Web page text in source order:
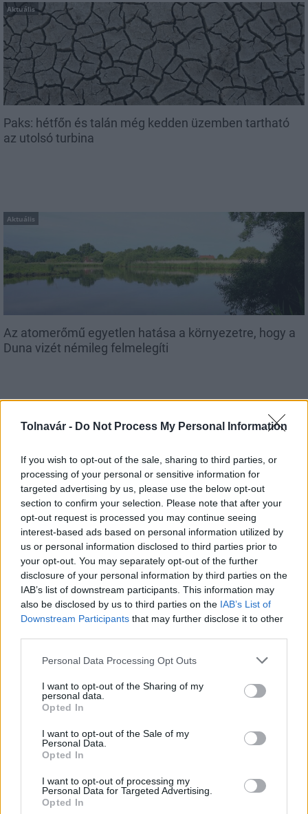
Tolnavár - Do Not Process My Personal Information
If you wish to opt-out of the sale, sharing to third parties, or
processing of your personal or sensitive information for
targeted advertising by us, please use the below opt-out
section to confirm your selection. Please note that after your
opt-out request is processed you may continue seeing
interest-based ads based on personal information utilized by
us or personal information disclosed to third parties prior to
your opt-out. You may separately opt-out of the further
disclosure of your personal information by third parties on the
IAB’s list of downstream participants. This information may
also be disclosed by us to third parties on the IAB’s List of
Downstream Participants that may further disclose it to other
Please note that this website/app uses one or more Google
not limited to your visit or usage behaviour. You may click to
grant or deny consent to Google and its third-party tags to
use your data for below specified purposes in below Google
consent section.
Personal Data Processing Opt Outs
I want to opt-out of the Sharing of my
personal data.
Opted In
I want to opt-out of the Sale of my
Personal Data.
Opted In
I want to opt-out of processing my
Personal Data for Targeted Advertising.
Opted In
Aktuális
Paks: hétfőn és talán még kedden üzemben tartható
az utolsó turbina
Aktuális
Az atomerőmű egyetlen hatása a környezetre, hogy a
Duna vizét némileg felmelegíti
MAGYAR ÉPÍTŐK
Útépítés
M1 bővítés: már zajlik a teljesen új Bicske Kelet
csomópont építése
Tizenegy meglévő csomópontot korszerűsít és négy új,
különszintű csomópontot hoz létre az MKIF az M1-es
bővítésénél.
Új gyalogosátkelők és jelzőlámpás